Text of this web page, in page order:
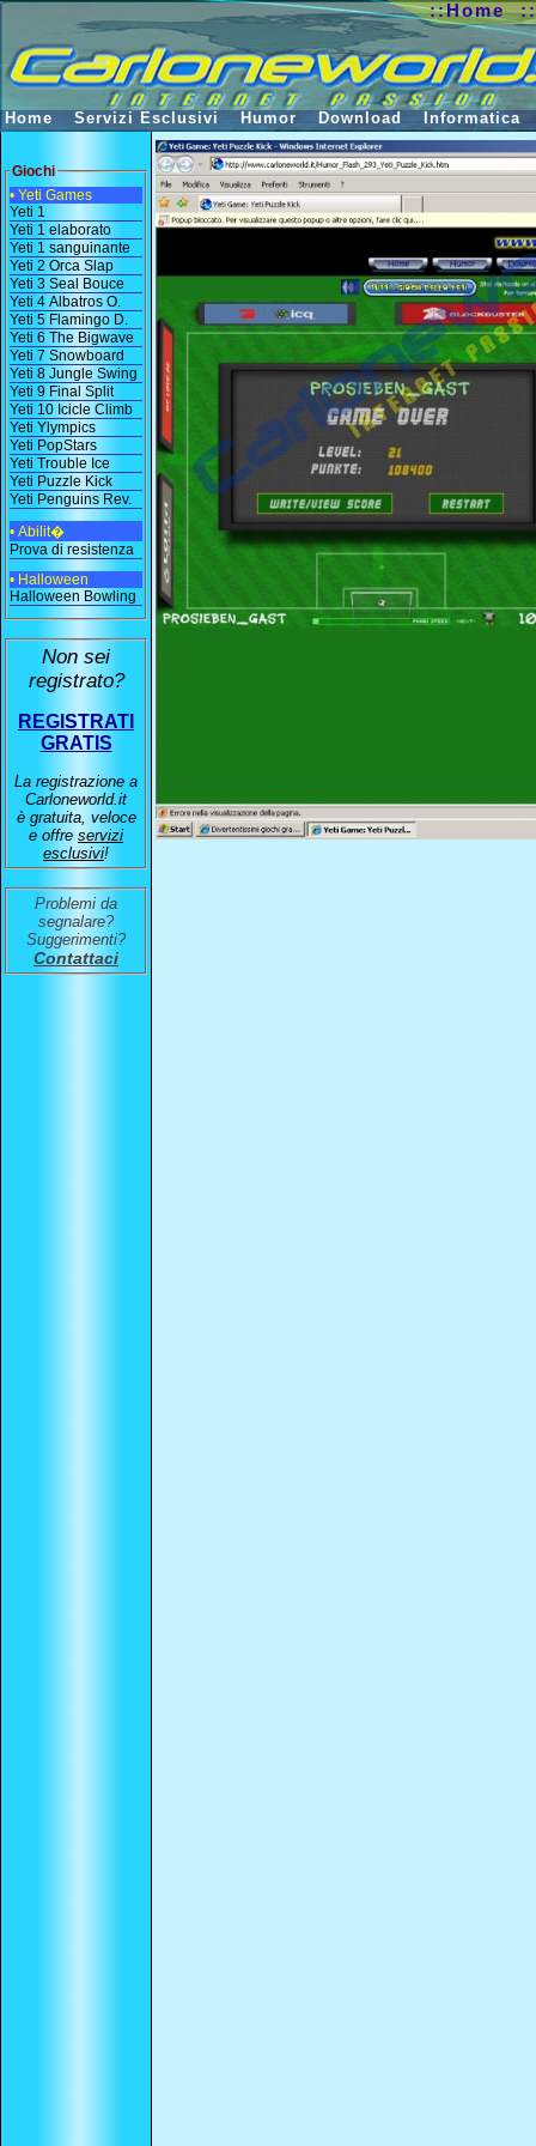
Giochi
• Yeti Games
Yeti 1
Yeti 1 elaborato
Yeti 1 sanguinante
Yeti 2 Orca Slap
Yeti 3 Seal Bouce
Yeti 4 Albatros O.
Yeti 5 Flamingo D.
Yeti 6 The Bigwave
Yeti 7 Snowboard
Yeti 8 Jungle Swing
Yeti 9 Final Split
Yeti 10 Icicle Climb
Yeti Ylympics
Yeti PopStars
Yeti Trouble Ice
Yeti Puzzle Kick
Yeti Penguins Rev.
• Abilit�
Prova di resistenza
• Halloween
Halloween Bowling
Non sei
registrato?
REGISTRATI
GRATIS
La registrazione a
Carloneworld.it
è gratuita, veloce
e offre servizi
esclusivi!
Problemi da
segnalare?
Suggerimenti?
Contattaci
::Home
Home Servizi Esclusivi Humor Download Informatica